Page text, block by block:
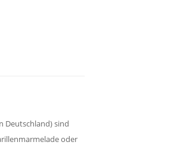
Deutschland) sind
oder